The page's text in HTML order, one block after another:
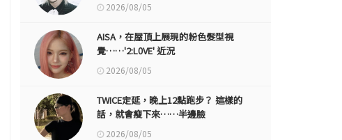
2026/08/05
AISA，在屋頂上展現的粉色髮型視
覺……'2:L0VE' 近況
2026/08/05
TWICE定延，晚上12點跑步？ 這樣的
話，就會瘦下來……半邊臉
2026/08/05